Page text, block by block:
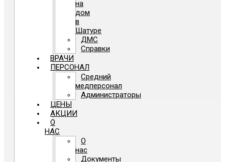
на
дом
в
Шатуре
ДМС
Справки
ВРАЧИ
ПЕРСОНАЛ
Средний
медперсонал
Администраторы
ЦЕНЫ
АКЦИИ
О
НАС
О
нас
Документы